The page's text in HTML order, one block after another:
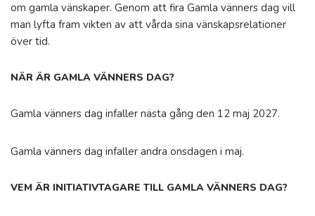
om gamla vänskaper. Genom att fira Gamla vänners dag vill
man lyfta fram vikten av att vårda sina vänskapsrelationer
över tid.
NÄR ÄR GAMLA VÄNNERS DAG?
Gamla vänners dag infaller nästa gång den 12 maj 2027.
Gamla vänners dag infaller andra onsdagen i maj.
VEM ÄR INITIATIVTAGARE TILL GAMLA VÄNNERS DAG?